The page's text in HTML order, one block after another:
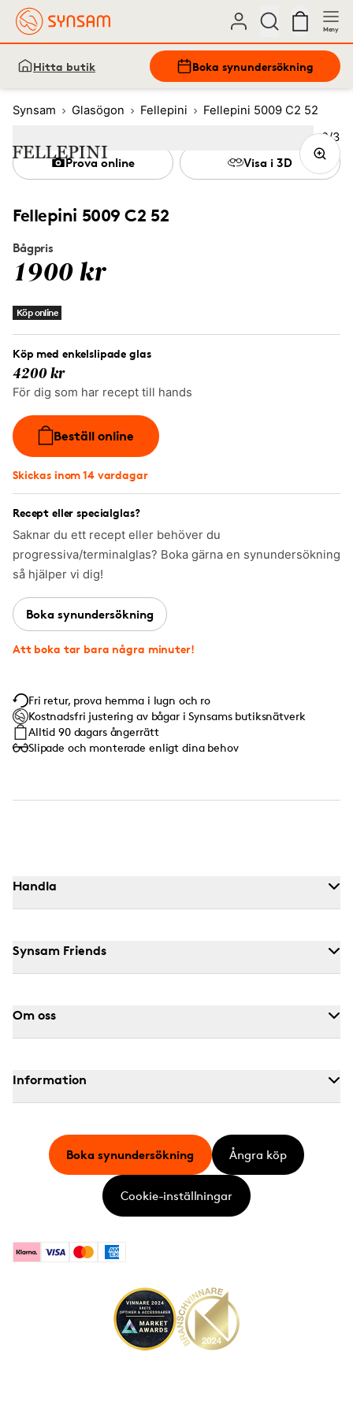
Meny
Hitta butik Boka synundersökning
Synsam Glasögon Fellepini Fellepini 5009 C2 52
Fellepini 5009 C2 52
Bågpris
1900 kr
Köp online
Köp med enkelslipade glas
4200 kr
För dig som har recept till hands
Beställ online
Skickas inom 14 vardagar
Recept eller specialglas?
Saknar du ett recept eller behöver du
progressiva/terminalglas? Boka gärna en synundersökning
så hjälper vi dig!
Boka synundersökning
Att boka tar bara några minuter!
Prova online Visa i 3D
Fri retur, prova hemma i lugn och ro
Kostnadsfri justering av bågar i Synsams butiksnätverk
Alltid 90 dagars ångerrätt
Slipade och monterade enligt dina behov
Bild
2/3
Image1 3
Handla
Synsam Friends
Om oss
Information
KlarnaVisa MastercardAmerican Express
Boka synundersökning Ångra köp
Cookie-inställningar